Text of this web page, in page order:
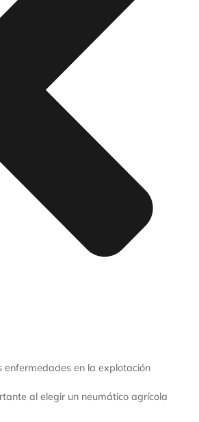
enfermedades en la explotación
al elegir un neumático agrícola